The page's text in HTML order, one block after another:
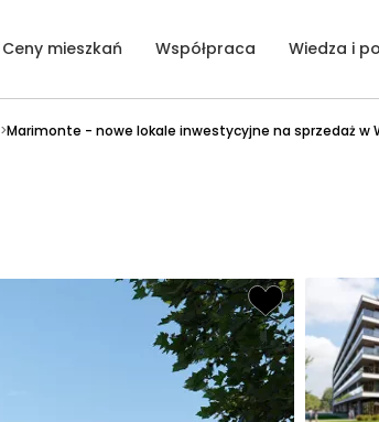
Ceny mieszkań Współpraca Wiedza i
>Marimonte - nowe lokale inwestycyjne na sprzedaż w